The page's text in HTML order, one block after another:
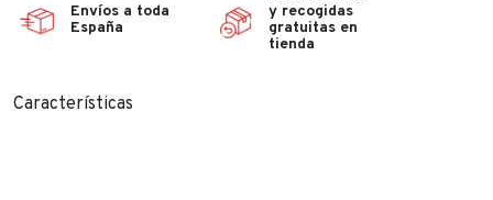
Envíos a toda
España
y recogidas
gratuitas en
tienda
Características